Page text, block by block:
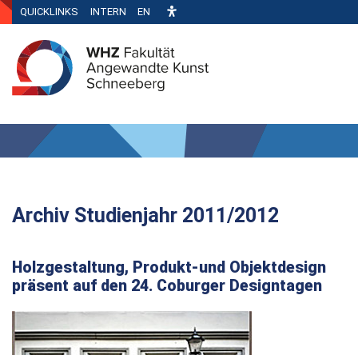
QUICKLINKS INTERN EN
Archiv Studienjahr 2011/2012
Holzgestaltung, Produkt-und Objektdesign
präsent auf den 24. Coburger Designtagen